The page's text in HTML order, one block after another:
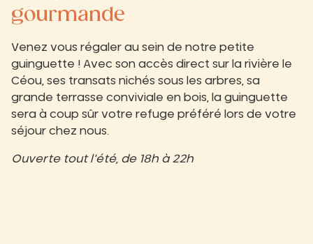
gourmande
Venez vous régaler au sein de notre petite
guinguette ! Avec son accès direct sur la rivière le
Céou, ses transats nichés sous les arbres, sa
grande terrasse conviviale en bois, la guinguette
sera à coup sûr votre refuge préféré lors de votre
séjour chez nous.
Ouverte tout l’été, de 18h à 22h